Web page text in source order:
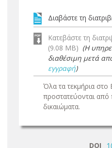
Διαβάστε τη
Κατεβάστε τη
(9.08 MB) (Η
διαθέσιμη μετά
εγγραφή)
Όλα τα τεκμήρια
προστατεύονται από
δικαιώματα.
DOI